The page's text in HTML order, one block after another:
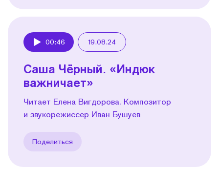
00:46 19.08.24
Саша Чёрный. «Индюк
важничает»
Читает Елена Вигдорова. Композитор
и звукорежиссер Иван Бушуев
Поделиться